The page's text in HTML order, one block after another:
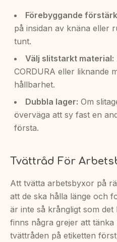
Förebyggande
på insidan av knäna eller
tunt.
Välj slitstarkt material:
CORDURA eller liknande
hållbarhet.
Dubbla lager: Om
överväga att sy fast en
första.
Tvättråd För
Att tvätta arbetsbyxor på
att de ska hålla länge och
är inte så krångligt som
finns några grejer att tänka
tvättråden på etiketten